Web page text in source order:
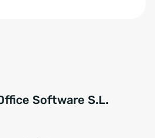
Software S.L.